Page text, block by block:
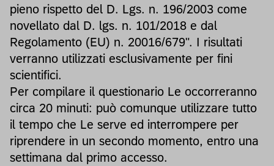
pieno rispetto del D. Lgs. n. 196/2003 come
novellato dal D. lgs. n. 101/2018 e dal
Regolamento (EU) n. 20016/679". I risultati
verranno utilizzati esclusivamente per fini
scientifici.
Per compilare il questionario Le occorreranno
circa 20 minuti: può comunque utilizzare tutto
il tempo che Le serve ed interrompere per
riprendere in un secondo momento, entro una
settimana dal primo accesso.